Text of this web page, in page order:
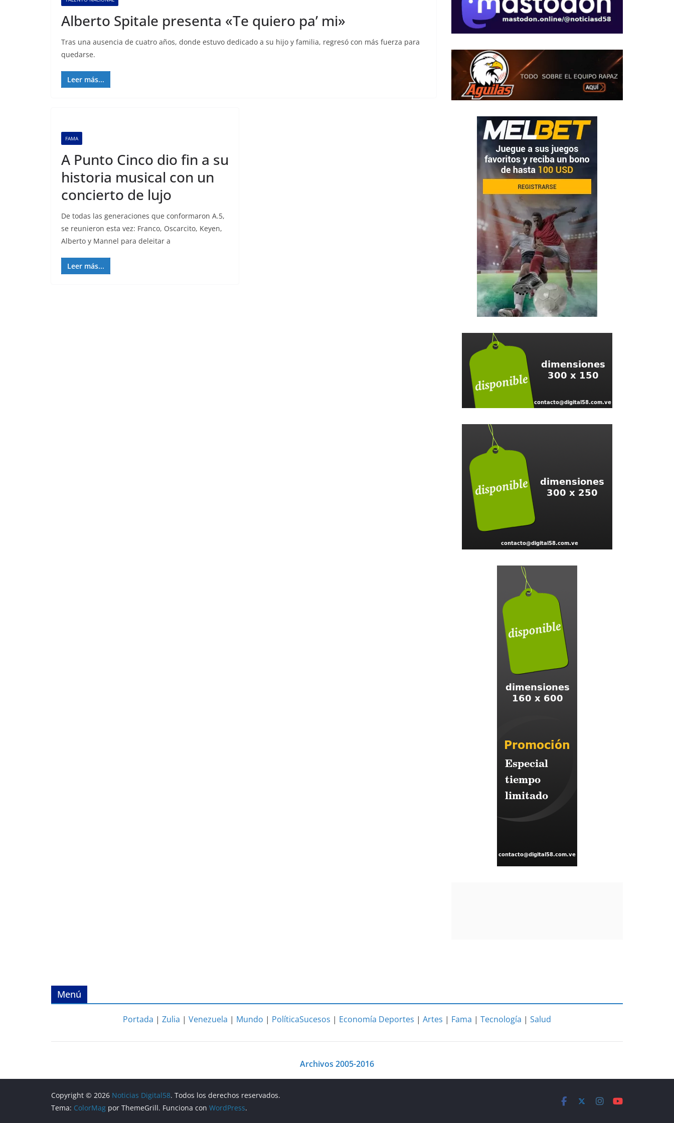
Alberto Spitale presenta «Te quiero pa’ mi»
Tras una ausencia de cuatro años, donde estuvo dedicado a su hijo y familia, regresó con más fuerza para
quedarse.
Leer más...
FAMA
A Punto Cinco dio fin a su
historia musical con un
concierto de lujo
De todas las generaciones que conformaron A.5,
se reunieron esta vez: Franco, Oscarcito, Keyen,
Alberto y Mannel para deleitar a
Leer más...
Menú
Portada | Zulia | Venezuela | Mundo | PolíticaSucesos | Economía Deportes | Artes | Fama | Tecnología | Salud
Archivos 2005-2016
Copyright © 2026 Noticias Digital58. Todos los derechos reservados.
Tema: ColorMag por ThemeGrill. Funciona con WordPress.